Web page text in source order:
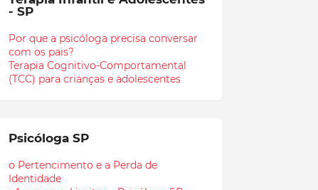
- SP
Por que a psicóloga precisa conversar
com os pais?
Terapia Cognitivo-Comportamental
(TCC) para crianças e adolescentes
Psicóloga SP
o Pertencimento e a Perda de
Identidade